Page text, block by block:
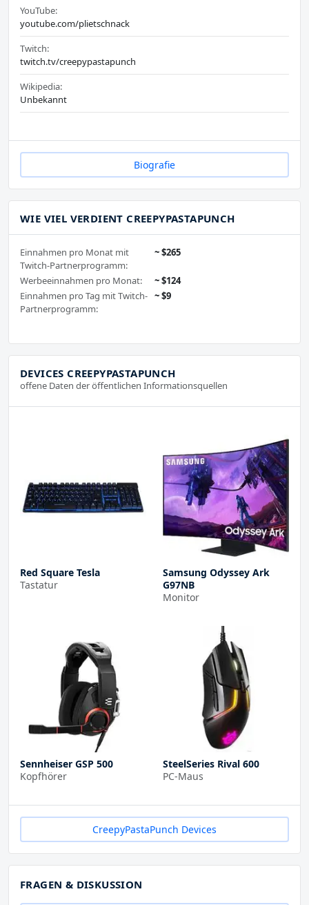
YouTube:
youtube.com/plietschnack
Twitch:
twitch.tv/creepypastapunch
Wikipedia:
Unbekannt
Biografie
WIE VIEL VERDIENT CREEPYPASTAPUNCH
Einnahmen pro Monat mit
Twitch-Partnerprogramm:
~ $265
Werbeeinnahmen pro Monat:
~ $124
Einnahmen pro Tag mit Twitch-
Partnerprogramm:
~ $9
DEVICES CREEPYPASTAPUNCH
offene Daten der öffentlichen Informationsquellen
Red Square Tesla
Tastatur
Samsung Odyssey Ark
G97NB
Monitor
Sennheiser GSP 500
Kopfhörer
SteelSeries Rival 600
PC-Maus
CreepyPastaPunch Devices
FRAGEN & DISKUSSION